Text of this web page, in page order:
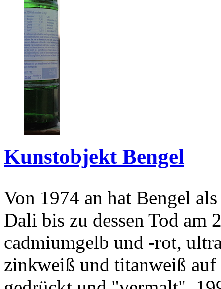
Kunstobjekt Bengel
Von 1974 an hat Bengel
Dali bis zu dessen Tod am
cadmiumgelb und -rot,
zinkweiß und titanweiß